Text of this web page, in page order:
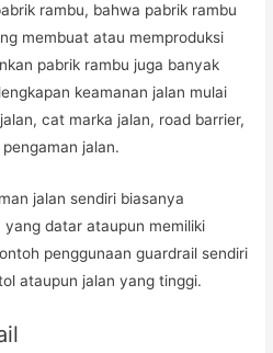
rambu, bahwa pabrik rambu
membuat atau memproduksi
pabrik rambu juga banyak
keamanan jalan mulai
cat marka jalan, road barrier,
jalan.
jalan sendiri biasanya
datar ataupun memiliki
penggunaan guardrail sendiri
ataupun jalan yang tinggi.